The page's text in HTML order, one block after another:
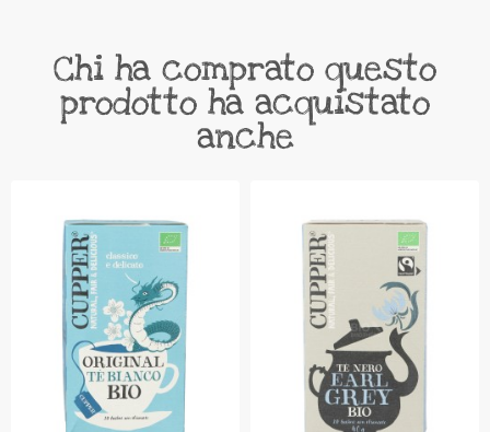
Chi ha comprato questo
prodotto ha acquistato
anche